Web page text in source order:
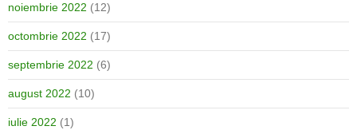
noiembrie 2022 (12)
octombrie 2022 (17)
septembrie 2022 (6)
august 2022 (10)
iulie 2022 (1)